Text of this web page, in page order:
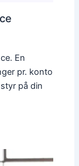
En
pr. konto
på din